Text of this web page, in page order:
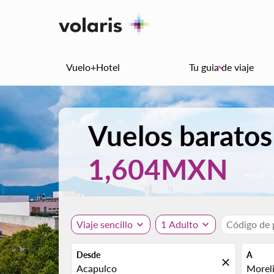
Vuelo+Hotel Tu guia de viaje
keyboard_arrow_down
Vuelos
1,604MXN
Viaje sencillo expand_more 1 Adulto expand_more Código de
Desde
close
A